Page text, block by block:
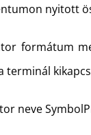
nyitott
formátum
terminál
neve